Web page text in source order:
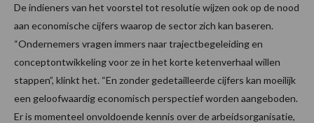
De indieners van het voorstel tot resolutie wijzen ook op de nood
aan economische cijfers waarop de sector zich kan baseren.
“Ondernemers vragen immers naar trajectbegeleiding en
conceptontwikkeling voor ze in het korte ketenverhaal willen
stappen”, klinkt het. “En zonder gedetailleerde cijfers kan moeilijk
een geloofwaardig economisch perspectief worden aangeboden.
Er is momenteel onvoldoende kennis over de arbeidsorganisatie,